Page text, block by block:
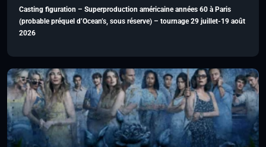
Casting figuration – Superproduction américaine années 60 à Paris
(probable préquel d’Ocean’s, sous réserve) – tournage 29 juillet-19 août
2026